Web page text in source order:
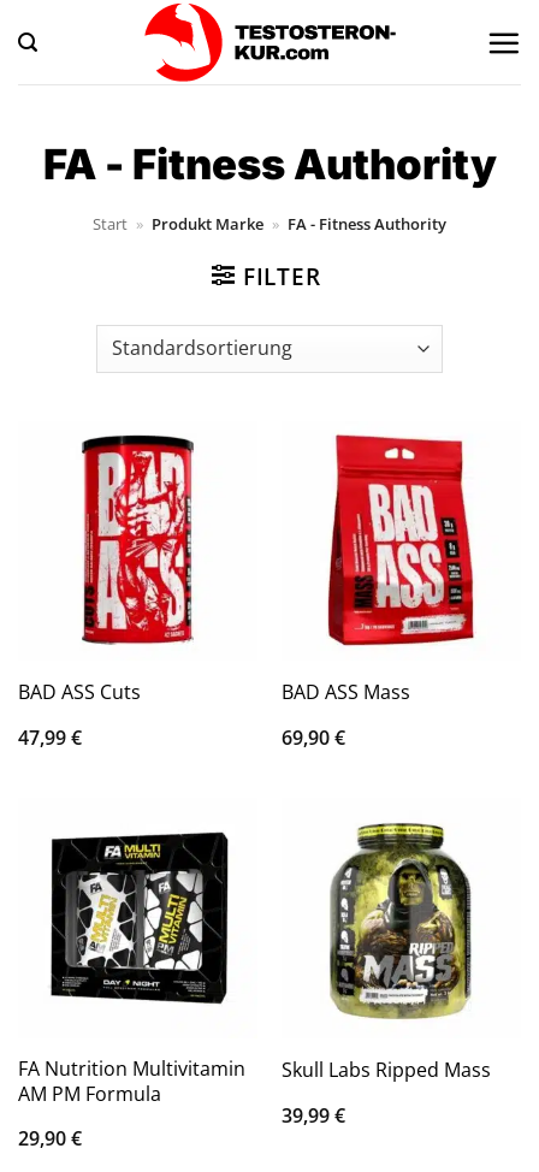
Inhalt
springen
FA - Fitness Authority
Start » Produkt Marke » FA - Fitness Authority
FILTER
BAD ASS Cuts
47,99€
BAD ASS Mass
69,90€
FA Nutrition Multivitamin
AM PM Formula
29,90€
Skull Labs Ripped Mass
39,99€